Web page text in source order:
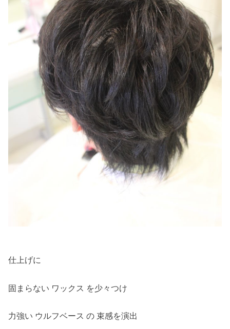
仕上げに
固まらない ワックス を少々つけ
力強い ウルフベース の 束感を演出